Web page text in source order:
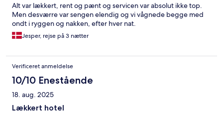
Alt var lækkert, rent og pænt og servicen var absolut ikke top.
Men desværre var sengen elendig og vi vågnede begge med
ondt i ryggen og nakken, efter hver nat.
Jesper, rejse på 3 nætter
Verificeret anmeldelse
10/10 Enestående
18. aug. 2025
Lækkert hotel